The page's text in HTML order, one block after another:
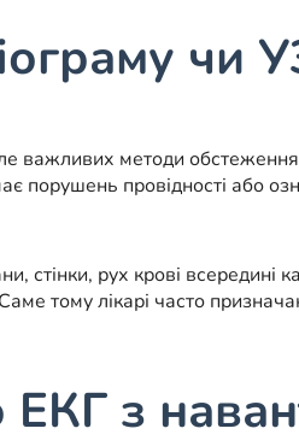
чи
важливих методи
провідності або
стінки, рух крові всередині
тому лікарі часто
ЕКГ з